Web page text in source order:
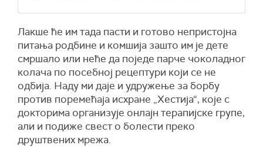
Лакше ће им тада пасти и готово непристојна
питања родбине и комшија зашто им је дете
смршало или неће да поједе парче чоколадног
колача по посебној рецептури који се не
одбија. Наду ми даје и удружење за борбу
против поремећаја исхране „Хестија“, које с
докторима организује онлајн терапијске групе,
али и подиже свест о болести преко
друштвених мрежа.